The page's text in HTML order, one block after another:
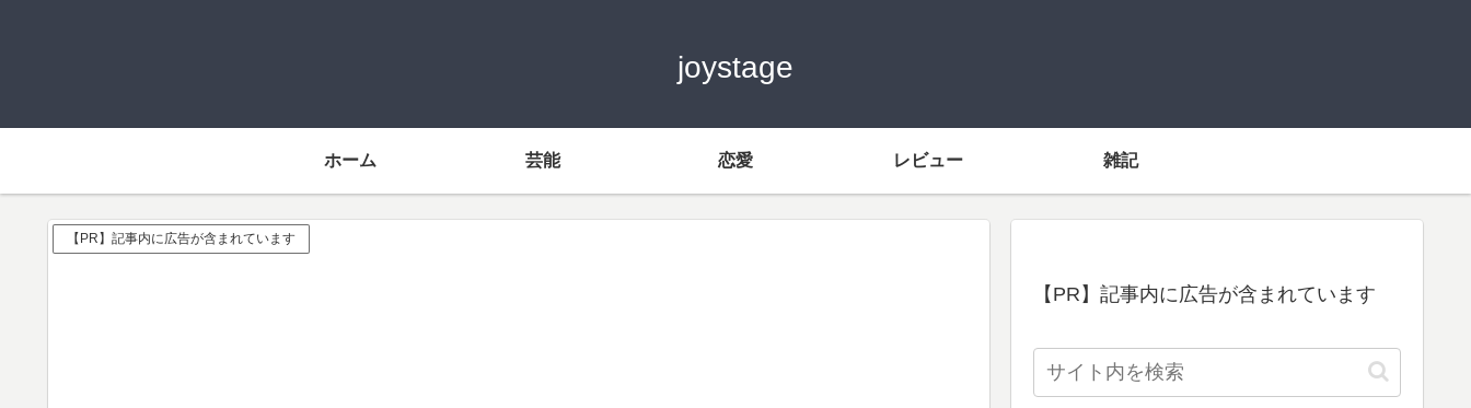
joystage
ホーム 芸能 恋愛 レビュー 雑記
【PR】記事内に広告が含まれています
【PR】記事内に広告が含まれています